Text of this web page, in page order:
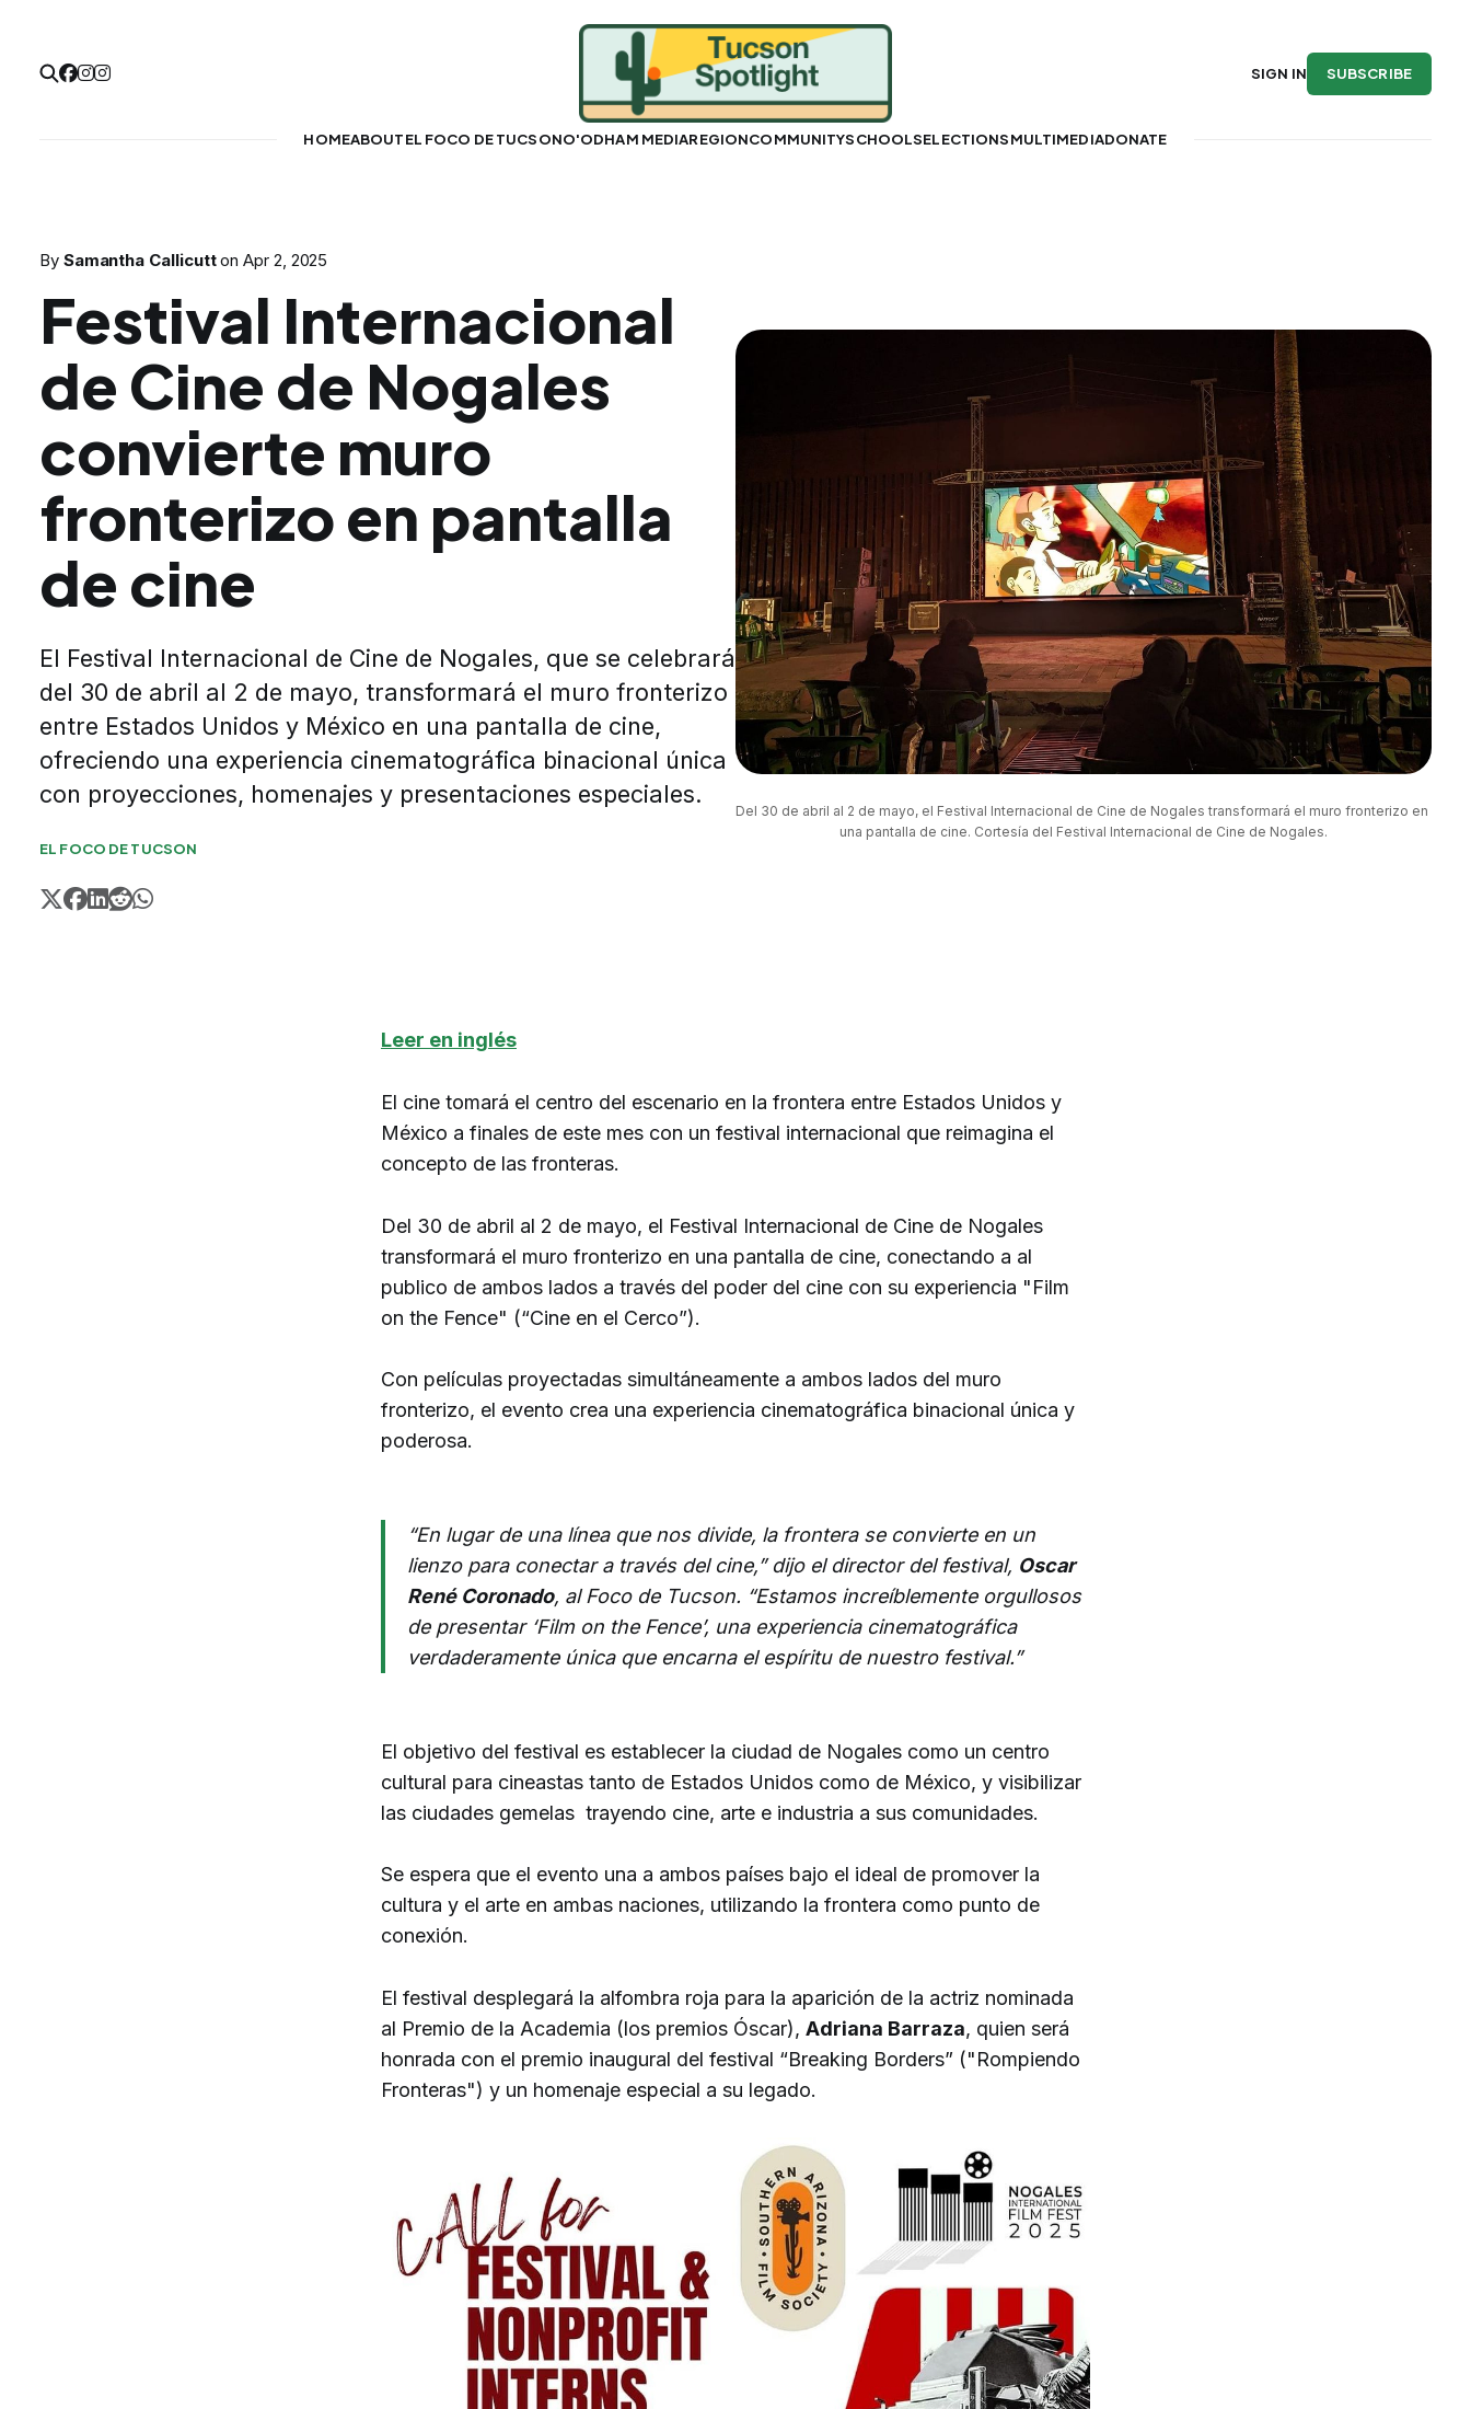
HOMEABOUTEL FOCO DE TUCSONO'ODHAM MEDIAREGIONCOMMUNITYSCHOOLSELECTIONSMULTIMEDIADONATE
SIGN IN SUBSCRIBE
By Samantha Callicutt onApr 2, 2025
Festival Internacional
de Cine de Nogales
convierte muro
fronterizo en pantalla
de cine
El Festival Internacional de Cine de Nogales, que se celebrará
del 30 de abril al 2 de mayo, transformará el muro fronterizo
entre Estados Unidos y México en una pantalla de cine,
ofreciendo una experiencia cinematográfica binacional única
con proyecciones, homenajes y presentaciones especiales.
EL FOCO DE TUCSON
Del 30 de abril al 2 de mayo, el Festival Internacional de Cine de Nogales transformará el muro fronterizo en
una pantalla de cine. Cortesía del Festival Internacional de Cine de Nogales.
Leer en inglés
El cine tomará el centro del escenario en la frontera entre Estados Unidos y
México a finales de este mes con un festival internacional que reimagina el
concepto de las fronteras.
Del 30 de abril al 2 de mayo, el Festival Internacional de Cine de Nogales
transformará el muro fronterizo en una pantalla de cine, conectando a al
publico de ambos lados a través del poder del cine con su experiencia "Film
on the Fence" (“Cine en el Cerco”).
Con películas proyectadas simultáneamente a ambos lados del muro
fronterizo, el evento crea una experiencia cinematográfica binacional única y
poderosa.
“En lugar de una línea que nos divide, la frontera se convierte en un
lienzo para conectar a través del cine,” dijo el director del festival, Oscar
René Coronado, al Foco de Tucson. “Estamos increíblemente orgullosos
de presentar ‘Film on the Fence’, una experiencia cinematográfica
verdaderamente única que encarna el espíritu de nuestro festival.”
El objetivo del festival es establecer la ciudad de Nogales como un centro
cultural para cineastas tanto de Estados Unidos como de México, y visibilizar
las ciudades gemelas trayendo cine, arte e industria a sus comunidades.
Se espera que el evento una a ambos países bajo el ideal de promover la
cultura y el arte en ambas naciones, utilizando la frontera como punto de
conexión.
El festival desplegará la alfombra roja para la aparición de la actriz nominada
al Premio de la Academia (los premios Óscar), Adriana Barraza, quien será
honrada con el premio inaugural del festival “Breaking Borders” ("Rompiendo
Fronteras") y un homenaje especial a su legado.